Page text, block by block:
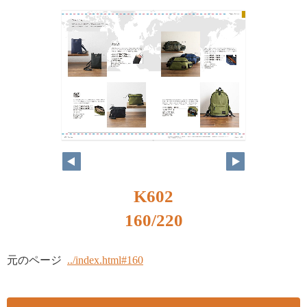
K602
160/220
元のページ ../index.html#160